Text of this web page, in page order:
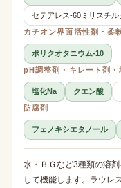
セテアレス-60ミリスチル
カチオン界面活性剤・柔
ポリクオタニウム-10
pH調整剤・キレート剤・
塩化Na クエン酸
防腐剤
フェノキシエタノール
水・ＢＧなど3種類の溶
して機能します。ラウレ